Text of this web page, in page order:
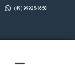
(49) 99925-1658